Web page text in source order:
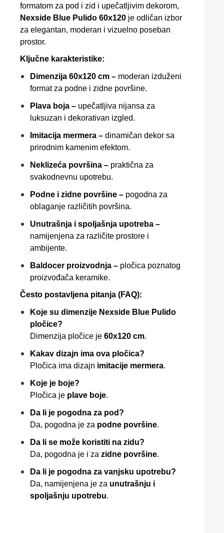
formatom za pod i zid i upečatljivim dekorom,
Nexside Blue Pulido 60x120 je odličan izbor
za elegantan, moderan i vizuelno poseban
prostor.
Ključne karakteristike:
Dimenzija 60x120 cm – moderan izduženi
format za podne i zidne površine.
Plava boja – upečatljiva nijansa za
luksuzan i dekorativan izgled.
Imitacija mermera – dinamičan dekor sa
prirodnim kamenim efektom.
Neklizeća površina – praktična za
svakodnevnu upotrebu.
Podne i zidne površine – pogodna za
oblaganje različitih površina.
Unutrašnja i spoljašnja upotreba –
namijenjena za različite prostore i
ambijente.
Baldocer proizvodnja – pločica poznatog
proizvođača keramike.
Često postavljena pitanja (FAQ):
Koje su dimenzije Nexside Blue Pulido
pločice?
Dimenzija pločice je 60x120 cm.
Kakav dizajn ima ova pločica?
Pločica ima dizajn imitacije mermera.
Koje je boje?
Pločica je plave boje.
Da li je pogodna za pod?
Da, pogodna je za podne površine.
Da li se može koristiti na zidu?
Da, pogodna je i za zidne površine.
Da li je pogodna za vanjsku upotrebu?
Da, namijenjena je za unutrašnju i
spoljašnju upotrebu.